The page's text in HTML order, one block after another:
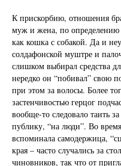
К прискорбию, отношения
муж и жена, по
как кошка с собакой. Да и
солдафонской муштре и
слишком выбирал средства
нередко он “побивал” свою
при этом за волосы. Более
застенчивостью герцог
вообще-то следовало таить
публику, “на люди”. Во
вспоминала самодержица,
края – часто случались за
чиновников, так что от